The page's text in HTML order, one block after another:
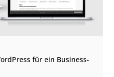
für ein Business-